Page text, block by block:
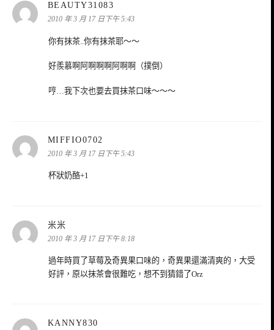
BEAUTY31083
示:
2010 年 3 月 17 日下午 5:43
你有抹茶..你有抹茶耶～～
好羨慕啊阿啊啊啊阿啊啊（撲倒）
哼…我下次也要去買抹茶口味～～～
MIFFIO0702
示:
2010 年 3 月 17 日下午 5:43
杯狀奶酪+1
米米
示:
2010 年 3 月 17 日下午 8:18
過年時買了草莓及奇異果口味的，奇異果還滿清爽的，大受
好評，原以抹茶會很難吃，想不到猜錯了Orz
KANNY830